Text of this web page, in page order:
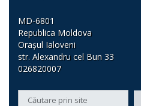
MD-6801
Republica Moldova
Orașul Ialoveni
str. Alexandru cel Bun 33
026820007